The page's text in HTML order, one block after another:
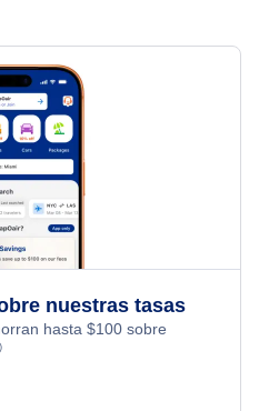
nuestras tasas
hasta $100 sobre